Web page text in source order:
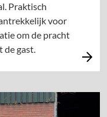
Praktisch
voor
om de pracht
de gast.